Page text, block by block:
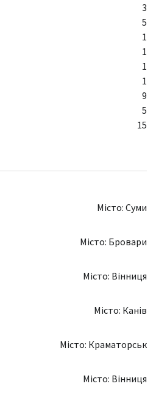
3
5
1
1
1
1
9
5
15
Місто: Суми
Місто: Бровари
Місто: Вінниця
Місто: Канів
Місто: Краматорськ
Місто: Вінниця